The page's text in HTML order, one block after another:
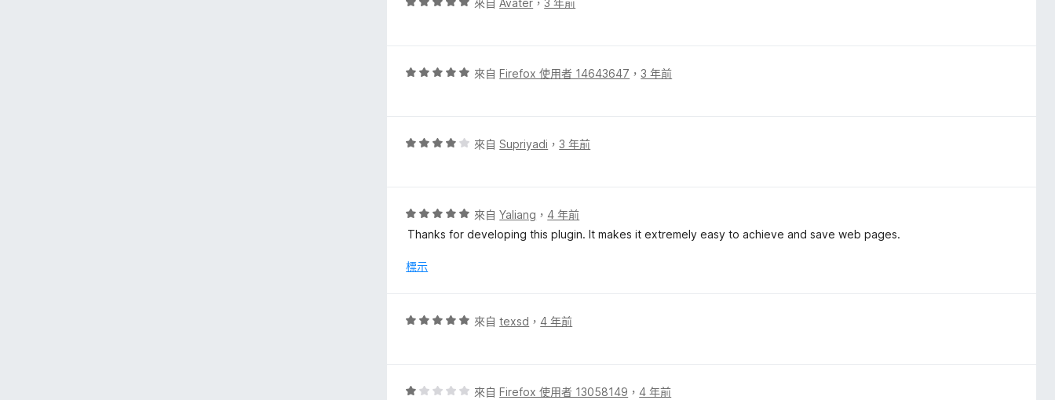
分
，
來自Avater ，3 年前
評
，
來自Firefox 使用者 14643647 ，3 年前
評
，
分
5
分
來自Supriyadi ，3 年前
評
價
分
分
5
來自Yaliang ，4 年前
Thanks for developing this plugin. It makes it extremely easy to achieve and save web pages.
標示
評
，
來自texsd ，4 年前
評
來自Firefox 使用者 13058149 ，4 年前